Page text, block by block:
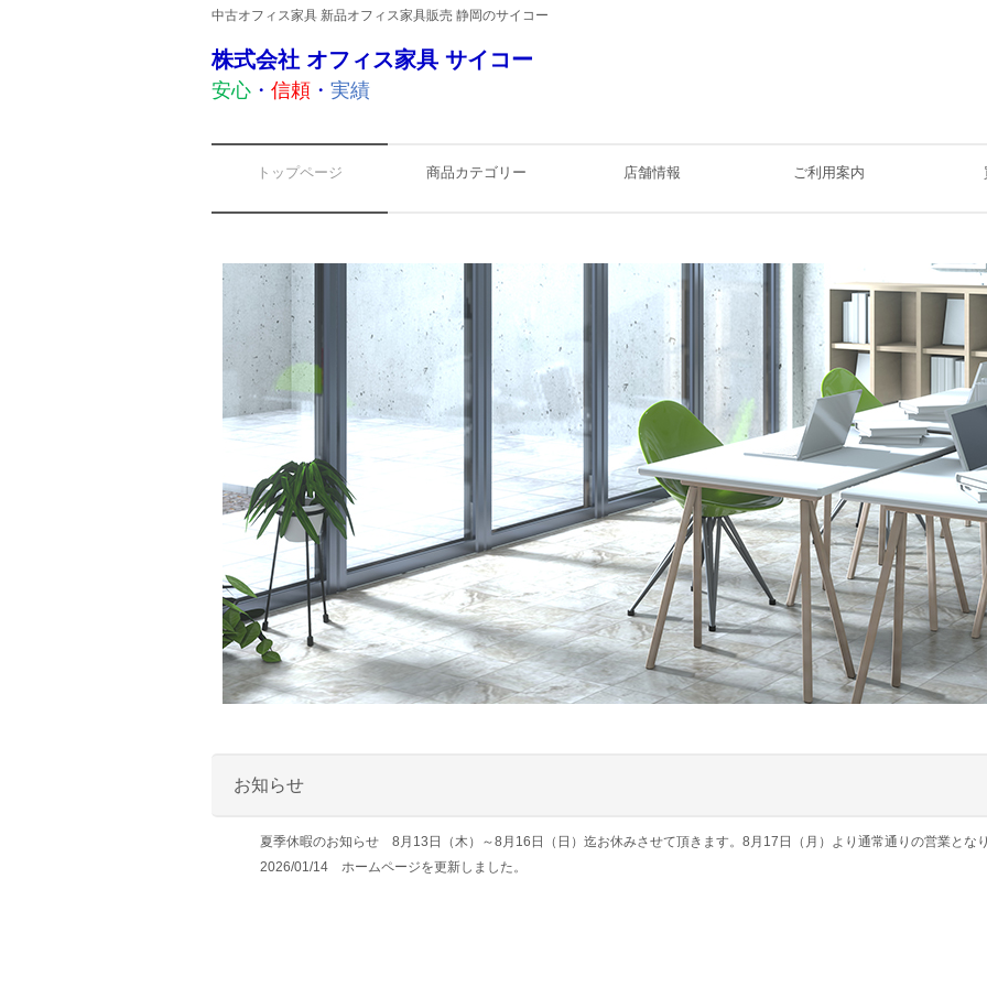
中古オフィス家具 新品オフィス家具販売 静岡のサイコー
株式会社 オフィス家具 サイコー
安心 ・ 信頼 ・ 実績
トップページ 商品カテゴリー 店舗情報 ご利用案内
お知らせ
夏季休暇のお知らせ 8月13日（木）～8月16日（日）迄お休みさせて頂きます。8月17日（月）より通常通りの営業とな
2026/01/14 ホームページを更新しました。